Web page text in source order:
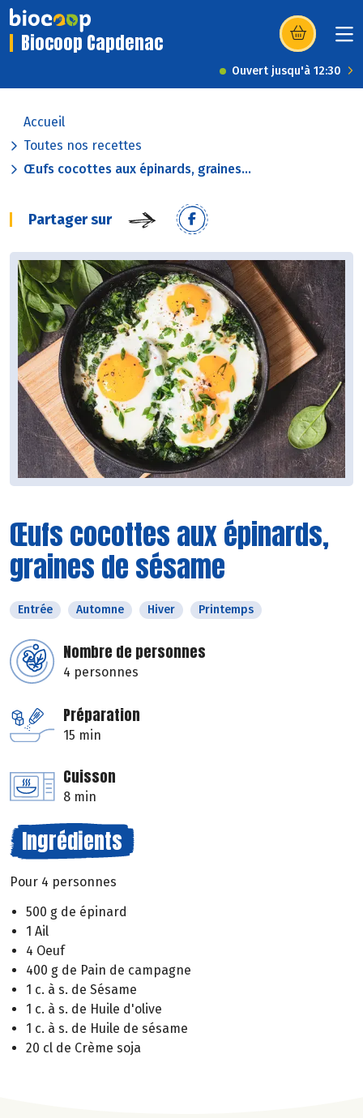
Biocoop Capdenac (s’ouvre dans
Ouvert jusqu'à 12:30
Accueil
Toutes nos recettes
Œufs cocottes aux épinards, graines...
Partager sur
Œufs cocottes aux épinards,
graines de sésame
Entrée Automne Hiver Printemps
Nombre de personnes
4 personnes
Préparation
15 min
Cuisson
8 min
Ingrédients
Pour 4 personnes
500 g de épinard
1 Ail
4 Oeuf
400 g de Pain de campagne
1 c. à s. de Sésame
1 c. à s. de Huile d'olive
1 c. à s. de Huile de sésame
20 cl de Crème soja